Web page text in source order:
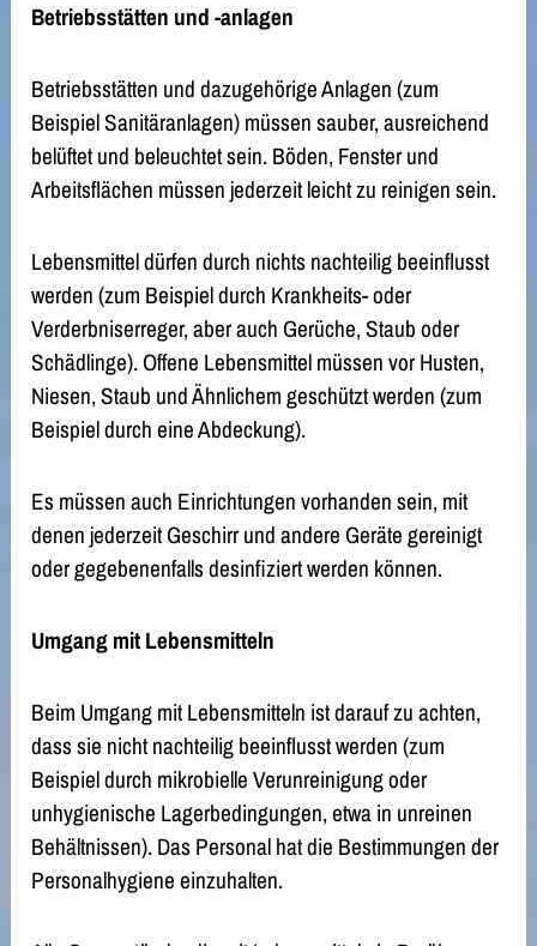
Betriebsstätten und -anlagen
Betriebsstätten und dazugehörige Anlagen (zum
Beispiel Sanitäranlagen) müssen sauber, ausreichend
belüftet und beleuchtet sein. Böden, Fenster und
Arbeitsflächen müssen jederzeit leicht zu reinigen sein.
Lebensmittel dürfen durch nichts nachteilig beeinflusst
werden (zum Beispiel durch Krankheits- oder
Verderbniserreger, aber auch Gerüche, Staub oder
Schädlinge). Offene Lebensmittel müssen vor Husten,
Niesen, Staub und Ähnlichem geschützt werden (zum
Beispiel durch eine Abdeckung).
Es müssen auch Einrichtungen vorhanden sein, mit
denen jederzeit Geschirr und andere Geräte gereinigt
oder gegebenenfalls desinfiziert werden können.
Umgang mit Lebensmitteln
Beim Umgang mit Lebensmitteln ist darauf zu achten,
dass sie nicht nachteilig beeinflusst werden (zum
Beispiel durch mikrobielle Verunreinigung oder
unhygienische Lagerbedingungen, etwa in unreinen
Behältnissen). Das Personal hat die Bestimmungen der
Personalhygiene einzuhalten.